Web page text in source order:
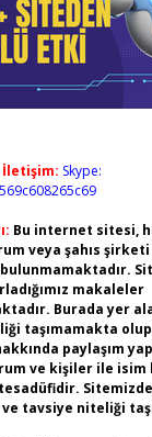
İletişim: Skype:
Bu internet sitesi,
veya şahıs
bulunmamaktadır.
makaleler
Burada yer
taşımamakta
paylaşım
ve kişiler ile
tavsiye niteliği